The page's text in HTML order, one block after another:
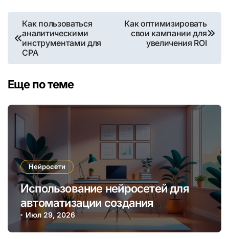
Навигация
по
записям
Как пользоваться
аналитическими
инструментами для
CPA
Как оптимизировать
свои кампании для
увеличения ROI
Еще по теме
Нейросети
Использование нейросетей для
автоматизации создания
уникальных интернет-курсов и
обучения
Июл 29, 2026